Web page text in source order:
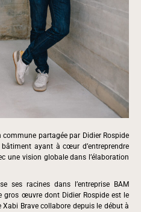
commune partagée par Didier Rospide
ayant à cœur d’entreprendre
une vision globale dans l’élaboration
ses racines dans l’entreprise BAM
gros œuvre dont Didier Rospide est le
Brave collabore depuis le début à